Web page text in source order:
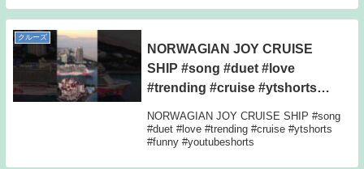
ク』関連のスケジュールのため。トム・ク
ルーズが韓国を訪れるのは今回が10回目
クルーズ
NORWAGIAN JOY CRUISE
SHIP #song #duet #love
#trending #cruise #ytshorts
NORWAGIAN JOY CRUISE SHIP #song
#duet #love #trending #cruise #ytshorts
#funny #youtubeshorts